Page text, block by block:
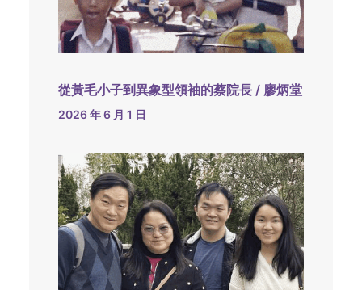
從黃毛小子到異象型領袖的蔡院長 / 廖炳堂
2026 年 6 月 1 日